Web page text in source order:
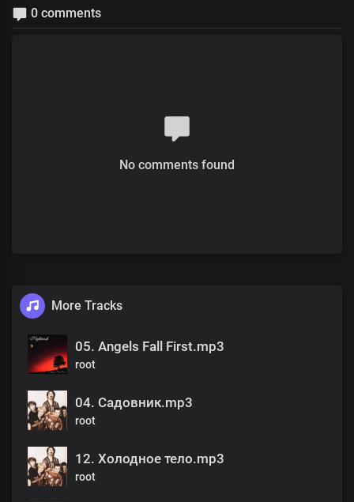
0 comments
No comments found
More Tracks
05. Angels Fall First.mp3
root
04. Садовник.mp3
root
12. Холодное тело.mp3
root